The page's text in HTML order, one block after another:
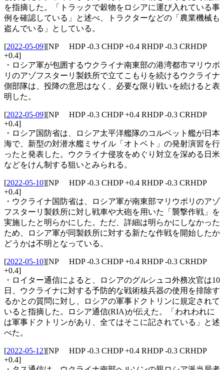
を指摘した。「トラックで穀物をロシアに運び入れている事
例を確認している」と述べ、トラクターなどの「農業機械も
盗んでいる」としている。
[2022-05-09][NP HDP -0.3 CHDP +0.4 RHDP -0.3 CRHDP
+0.4]
・ロシア軍が包囲するウクライナ南東部の港湾都市マリウポ
リのアゾフスターリ製鉄所で立てこもりを続けるウクライナ
側部隊は、投降の意思はなく、必要な限り戦いを続けると表
明した。
[2022-05-09][NP HDP -0.3 CHDP +0.4 RHDP -0.3 CRHDP
+0.4]
・ロシア国防省は、ロシア太平洋艦隊のコルベット艦が日本
海で、新型の対潜水艦ミサイル「オトベト」の発射演習を行
ったと発表した。ウクライナ侵攻をめぐり対立を深める日米
などをけん制する狙いとみられる。
[2022-05-10][NP HDP -0.3 CHDP +0.4 RHDP -0.3 CRHDP
+0.4]
・ウクライナ国防省は、ロシア軍が南東部マリウポリのアゾ
フスターリ製鉄所に対し戦車や大砲を用いた「襲撃作戦」を
実施したと明らかにした。ただ、詳細は明らかにしなかった
ため、ロシア軍が同製鉄所に対する新たな作戦を開始したか
どうかは不明となっている。
[2022-05-10][NP HDP -0.3 CHDP +0.4 RHDP -0.3 CRHDP
+0.4]
・ロイター通信によると、ロシアのグルシュコ外務次官は10
日、ウクライナに対する予防的な戦術核兵器の使用を排除す
るかとの質問に対し、ロシアの軍事ドクトリンに規定されて
いると指摘した。ロシア通信(RIA)が伝えた。「われわれに
は軍事ドクトリンがあり、全てはそこに記されている」と述
べた。
[2022-05-12][NP HDP -0.3 CHDP +0.4 RHDP -0.3 CRHDP
+0.4]